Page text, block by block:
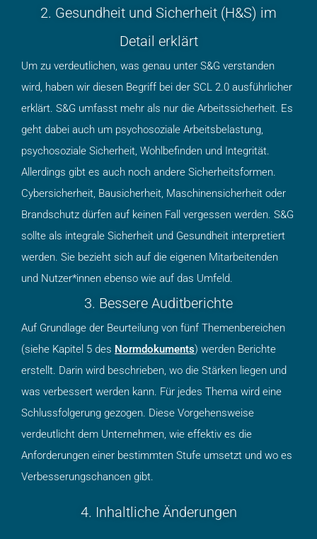
2. Gesundheit und Sicherheit (H&S) im
Detail erklärt
Um zu verdeutlichen, was genau unter S&G verstanden
wird, haben wir diesen Begriff bei der SCL 2.0 ausführlicher
erklärt. S&G umfasst mehr als nur die Arbeitssicherheit. Es
geht dabei auch um psychosoziale Arbeitsbelastung,
psychosoziale Sicherheit, Wohlbefinden und Integrität.
Allerdings gibt es auch noch andere Sicherheitsformen.
Cybersicherheit, Bausicherheit, Maschinensicherheit oder
Brandschutz dürfen auf keinen Fall vergessen werden. S&G
sollte als integrale Sicherheit und Gesundheit interpretiert
werden. Sie bezieht sich auf die eigenen Mitarbeitenden
und Nutzer*innen ebenso wie auf das Umfeld.
3. Bessere Auditberichte
Auf Grundlage der Beurteilung von fünf Themenbereichen
(siehe Kapitel 5 des Normdokuments) werden Berichte
erstellt. Darin wird beschrieben, wo die Stärken liegen und
was verbessert werden kann. Für jedes Thema wird eine
Schlussfolgerung gezogen. Diese Vorgehensweise
verdeutlicht dem Unternehmen, wie effektiv es die
Anforderungen einer bestimmten Stufe umsetzt und wo es
Verbesserungschancen gibt.
4. Inhaltliche Änderungen